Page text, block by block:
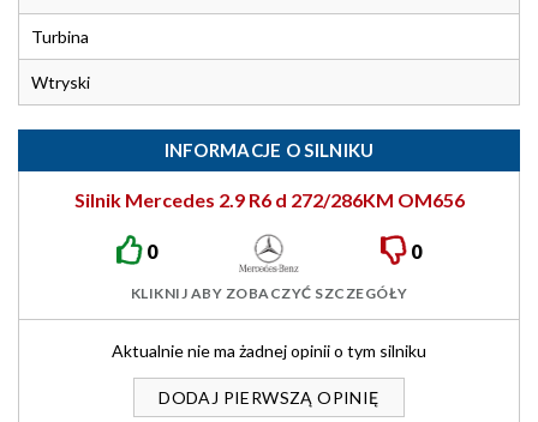
Turbina
Wtryski
INFORMACJE O SILNIKU
Silnik Mercedes 2.9 R6 d 272/286KM OM656
0 0
KLIKNIJ ABY ZOBACZYĆ SZCZEGÓŁY
Aktualnie nie ma żadnej opinii o tym silniku
DODAJ PIERWSZĄ OPINIĘ